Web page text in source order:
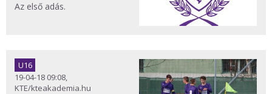
Az első adás.
U16
19-04-18 09:08,
KTE/kteakademia.hu